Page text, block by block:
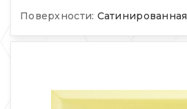
Поверхности: Сатинированная